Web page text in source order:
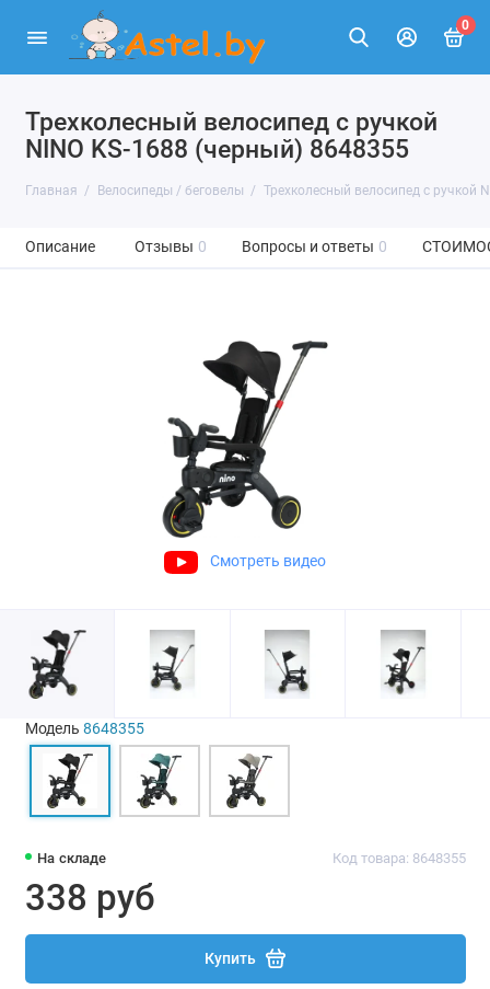
0
Трехколесный велосипед с ручкой
NINO KS-1688 (черный) 8648355
Главная Велосипеды / беговелы Трехколесный велосипед с ручкой
Описание Отзывы 0 Вопросы и ответы 0
Смотреть видео
На складе Код товара: 8648355
338 руб
Купить
Модель 8648355